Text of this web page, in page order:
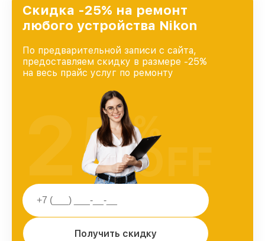
Скидка -25% на ремонт
любого устройства Nikon
По предварительной записи с сайта,
предоставляем скидку в размере -25%
на весь прайс услуг по ремонту
Получить скидку
25%
OFF